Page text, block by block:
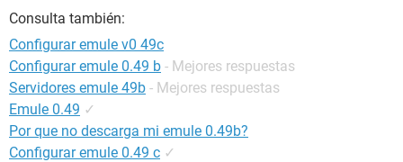
Consulta también:
Configurar emule v0 49c
Configurar emule 0.49 b - Mejores respuestas
Servidores emule 49b - Mejores respuestas
Emule 0.49 ✓
Por que no descarga mi emule 0.49b?
Configurar emule 0.49 c ✓